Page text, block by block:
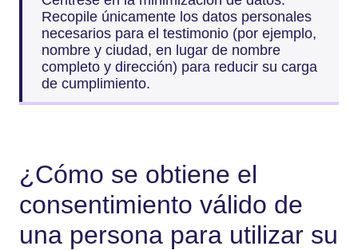
Recopile únicamente los datos personales
necesarios para el testimonio (por ejemplo,
nombre y ciudad, en lugar de nombre
completo y dirección) para reducir su carga
de cumplimiento.
¿Cómo se obtiene el
consentimiento válido de
una persona para utilizar su